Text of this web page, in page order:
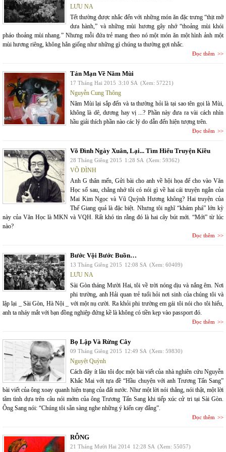
LƯU NA
Tết thường được nhắc đến với những món ăn đặc trưng “thịt mỡ
dưa hành,” và những mùi hương gây nhớ “thoảng mùi khói
pháo thoảng mùi nhang.” Nhưng mỗi đứa trẻ mang theo nó một món ăn một hình ảnh một
mùi hương riêng, không hẳn giống như những gì chúng ta thường gợi nhắc.
Đọc thêm
Tản Mạn Về Năm Mùi
17 Tháng Hai 2015 3:10 SA (Xem: 57221)
Nguyễn Cung Thông
Năm Mùi lại sắp đến và ta thường hỏi là tại sao tên gọi là Mùi,
không là dê, dương hay vị ...? Phần này đưa ra vài cách nhìn
hầu giải thích phần nào các lý do dẫn đến hiện tượng trên.
Đọc thêm
Võ Đình Ngày Xuân, Lại... Tìm Hiểu Truyện Kiều
28 Tháng Giêng 2015 1:28 SA (Xem: 59362)
VÕ ĐÌNH
Anh G thân mến, Gửi bài cho anh về hội họa để cho vào Văn
Học số sau, chẳng nhớ tôi có nói gì về hai cái truyện ngắn của
Mai Kim Ngọc và Vũ Quỳnh Hương không? Hai truyện của
Thế Giang quả là đặc biệt. Nhưng tôi nghĩ “khám phá” lớn kỳ
này của Văn Học là MKN và VQH. Rất khó tin rằng đó là hai cây bút mới. “Mới” từ lúc
nào?
Đọc thêm
Bước Vội Bước Buồn…
13 Tháng Giêng 2015 12:08 SA (Xem: 60409)
LƯU NA
Sài Gòn tháng Mười Hai, tôi về trời nóng dịu và nắng êm. Nơi
phi trường, anh Hải quan trẻ tuổi hỏi nơi sinh của chúng tôi và
lập lại _ Sài Gòn, Hà Nội _ với một nụ cười. Ra khỏi phi trường em gái tôi nói cho tôi hiểu,
anh ta nháy mắt với bạn đồng nghiệp đứng kề là không có tiền kẹp vào passport đó.
Đọc thêm
Bọ Lập Và Rừng Cây
09 Tháng Giêng 2015 12:49 SA (Xem: 59830)
Nguyệt Quỳnh
Cách đây ít lâu tôi đọc một bài viết của nhà nghiên cứu Nguyễn
Khắc Mai với tựa đề “Hầu chuyện với anh Trương Tấn Sang”
bài viết của ông xoay quanh hiện trạng của đất nước. Như một lời nói thẳng, nói thật, một lời
tâm tình dựa trên câu nói mớm của ông Trương Tấn Sang khi tiếp xúc cử tri tại Sài Gòn.
Ông Sang nói: “Chúng tôi sẵn sàng nghe những ý kiến cay đắng”.
Đọc thêm
RỖNG
21 Tháng Mười Hai 2014 12:28 SA (Xem: 55057)